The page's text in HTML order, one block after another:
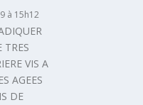
à 15h12
TRES
VIS A
AGEES
DE